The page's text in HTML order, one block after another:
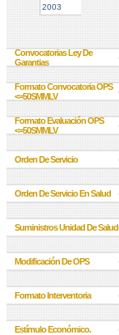
2003
Convocatorias Ley De
Garantias
Formato Convocatoria OPS
<=50SMMLV
Formato Evaluación OPS
<=50SMMLV
Orden De Servicio
Orden De Servicio En Salud
Suministros Unidad De Salud
Modificación De OPS
Formato Interventoria
Estímulo Económico.